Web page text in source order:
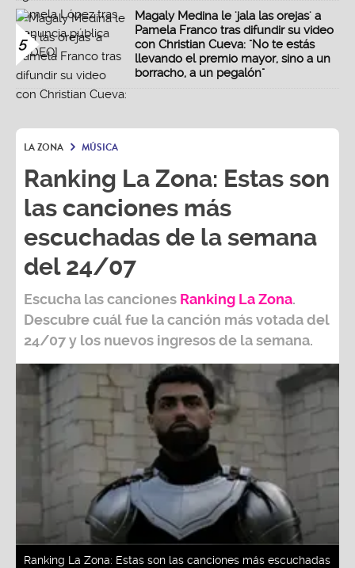
5
Magaly Medina le 'jala las orejas' a
Pamela Franco tras difundir su video
con Christian Cueva: "No te estás
llevando el premio mayor, sino a un
borracho, a un pegalón"
LA ZONA MÚSICA
Ranking La Zona: Estas son
las canciones más
escuchadas de la semana
del 24/07
Escucha las canciones Ranking La Zona.
Descubre cuál fue la canción más votada del
24/07y los nuevos ingresos de la semana.
Ranking La Zona: Estas son las canciones más escuchadas